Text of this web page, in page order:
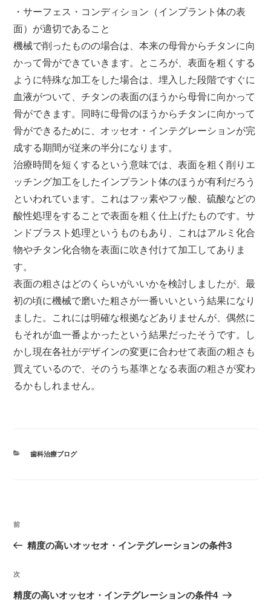
・サーフェス・コンディション（インプラント体の表
面）が適切であること
機械で削ったものの場合は、本来の母骨からチタンに向
かって骨ができていきます。ところが、表面を粗くする
ように特殊な加工をした場合は、埋入した段階ですぐに
血液がついて、チタンの表面のほうから母骨に向かって
骨ができます。同時に母骨のほうからチタンに向かって
骨ができるために、オッセオ・インテグレーションが完
成する期間が従来の半分になります。
治療時間を短くするという意味では、表面を粗く削りエ
ッチング加工をしたインプラント体のほうが有利だろう
といわれています。これはフッ素やフッ酸、硫酸などの
酸性処理をすることで表面を粗く仕上げたものです。サ
ンドブラスト処理というものもあり、これはアルミ化合
物やチタン化合物を表面に吹き付けて加工してありま
す。
表面の粗さはどのくらいがいいかを検討しましたが、最
初の頃に機械で磨いた粗さが一番いいという結果になり
ました。これには明確な根拠などありませんが、偶然に
もそれが血一番よかったという結果だったそうです。し
かし現在各社がデザインの変更に合わせて表面の粗さも
買えているので、そのうち基準となる表面の粗さが変わ
るかもしれません。
カ
歯科治療ブログ
投
ナ
ビ
ー
過
去
投
稿
前
精度の高いオッセオ・インテグレーションの条件3
次
の
次
精度の高いオッセオ・インテグレーションの条件4